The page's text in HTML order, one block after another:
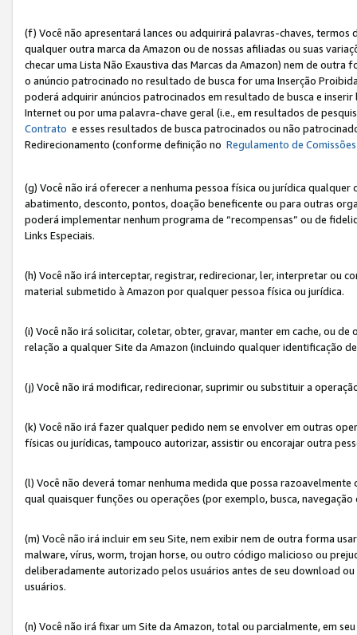
(f) Você não apresentará lances ou adquirirá palavras-chaves,
qualquer outra marca da Amazon ou de nossas afiliadas ou suas
checar uma Lista Não Exaustiva das Marcas da Amazon) nem de
o anúncio patrocinado no resultado de busca for uma Inserção
poderá adquirir anúncios patrocinados em resultado de busca e
Internet ou por uma palavra-chave geral (i.e., em resultados de
Contrato e esses resultados de busca patrocinados ou não
Redirecionamento (conforme definição no Regulamento de Comissões
(g) Você não irá oferecer a nenhuma pessoa física ou jurídica
abatimento, desconto, pontos, doação beneficente ou para outras
poderá implementar nenhum programa de “recompensas” ou de
Links Especiais.
(h) Você não irá interceptar, registrar, redirecionar, ler, interpretar
material submetido à Amazon por qualquer pessoa física ou jurídica.
(i) Você não irá solicitar, coletar, obter, gravar, manter em cache, ou
relação a qualquer Site da Amazon (incluindo qualquer identificação
(j) Você não irá modificar, redirecionar, suprimir ou substituir a
(k) Você não irá fazer qualquer pedido nem se envolver em outras
físicas ou jurídicas, tampouco autorizar, assistir ou encorajar outra
(l) Você não deverá tomar nenhuma medida que possa
qual quaisquer funções ou operações (por exemplo, busca,
(m) Você não irá incluir em seu Site, nem exibir nem de outra forma
malware, vírus, worm, trojan horse, ou outro código malicioso ou
deliberadamente autorizado pelos usuários antes de seu download
usuários.
(n) Você não irá fixar um Site da Amazon, total ou parcialmente, em